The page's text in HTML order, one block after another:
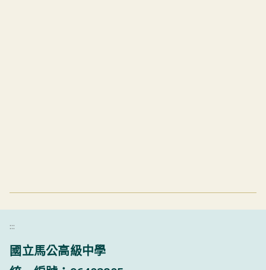
:::
國立馬公高級中學